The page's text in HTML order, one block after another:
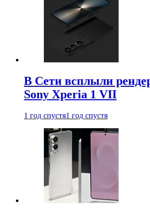
В Сети всплыли
Sony Xperia 1 VII
1 год спустя1 год спустя